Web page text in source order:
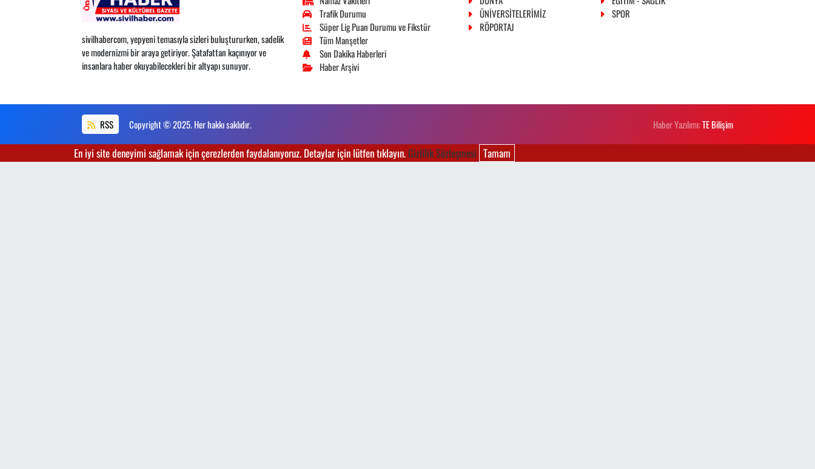
sivilhabercom, yepyeni temasıyla sizleri buluştururken, sadelik
ve modernizmi bir araya getiriyor. Şatafattan kaçınıyor ve
insanlara haber okuyabilecekleri bir altyapı sunuyor.
Trafik Durumu
Süper Lig Puan Durumu ve Fikstür
Tüm Manşetler
Son Dakika Haberleri
Haber Arşivi
ÜNİVERSİTELERİMİZ
SPOR
RÖPORTAJ
RSS Copyright © 2025. Her hakkı saklıdır. Haber Yazılımı:TE Bilişim
En iyi site deneyimi sağlamak için çerezlerden faydalanıyoruz. Detaylar için lütfen tıklayın.Gizlilik Sözleşmesi Tamam